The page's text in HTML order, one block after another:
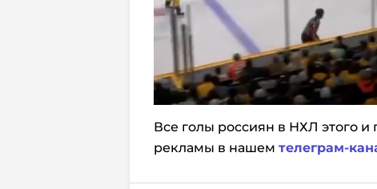
Все голы россиян в НХЛ этого
рекламы в нашем телеграм-